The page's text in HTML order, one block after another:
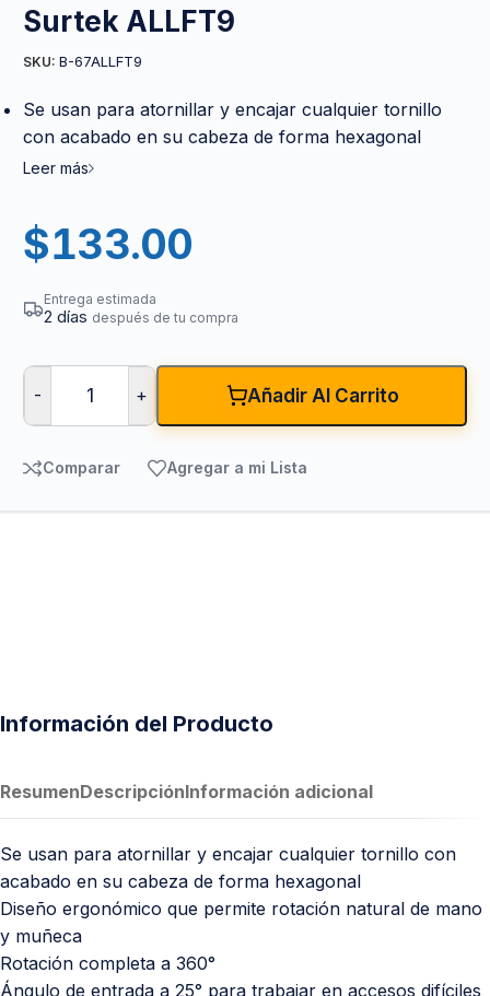
Surtek ALLFT9
SKU: B-67ALLFT9
Se usan para atornillar y encajar cualquier tornillo
con acabado en su cabeza de forma hexagonal
Leer más
$133.00
Entrega estimada
2 días después de tu compra
- + Añadir Al Carrito
Comparar Agregar a mi Lista
Información del Producto
ResumenDescripciónInformación adicional
Se usan para atornillar y encajar cualquier tornillo con
acabado en su cabeza de forma hexagonal
Diseño ergonómico que permite rotación natural de mano
y muñeca
Rotación completa a 360°
Ángulo de entrada a 25° para trabajar en accesos difíciles